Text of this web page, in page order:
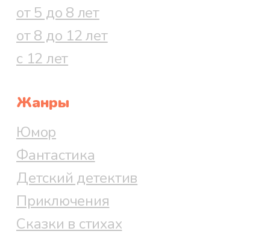
от 5 до 8 лет
от 8 до 12 лет
с 12 лет
Жанры
Юмор
Фантастика
Детский детектив
Приключения
Сказки в стихах